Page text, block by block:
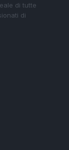
di tutte
di